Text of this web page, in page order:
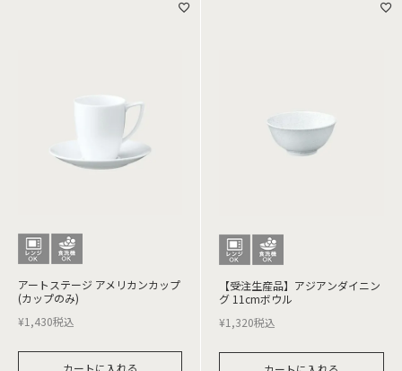
アートステージ アメリカンカップ
(カップのみ)
¥1,430税込
カートに入れる
【受注生産品】アジアンダイニン
グ 11cmボウル
¥1,320税込